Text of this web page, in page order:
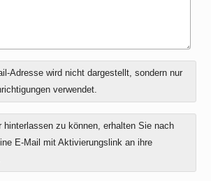
Adresse wird nicht dargestellt, sondern nur
verwendet.
hinterlassen zu können, erhalten Sie nach
E-Mail mit Aktivierungslink an ihre